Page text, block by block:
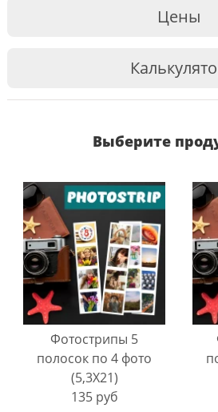
Цены
Выберите
Фотострипы 5
полосок по 4 фото
(5,3Х21)
135 руб